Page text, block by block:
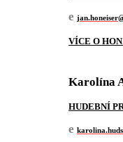
e
VÍCE O
Karolína
HUDEBNÍ
e